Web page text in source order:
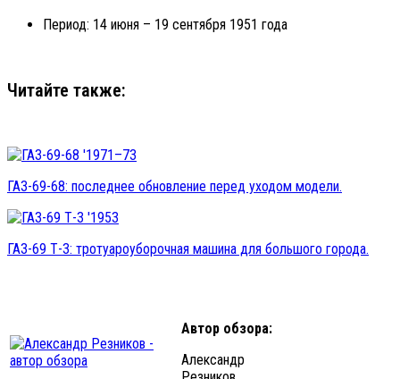
Период: 14 июня – 19 сентября 1951 года
Читайте также:
ГАЗ-69-68: последнее обновление перед уходом модели.
ГАЗ-69 Т-3: тротуароуборочная машина для большого города.
Автор обзора:
Александр